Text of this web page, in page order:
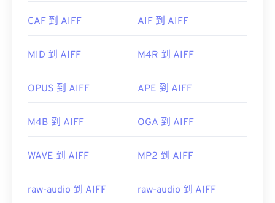
开发者： Apple Inc.
有用的链接：
https://en.wikipedia.org/wiki/
2619569
CAF 到 AIFF AIF 到 AIFF
MID 到 AIFF M4R 到 AIFF
OPUS 到 AIFF APE 到 AIFF
M4B 到 AIFF OGA 到 AIFF
WAVE 到 AIFF MP2 到 AIFF
raw-audio 到 AIFF raw-audio 到 AIFF